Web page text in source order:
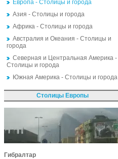
Европа - Столицы и города
Азия - Столицы и города
Африка - Столицы и города
Австралия и Океания - Столицы и
города
Северная и Центральная Америка -
Столицы и города
Южная Америка - Столицы и города
Столицы Европы
Гибралтар